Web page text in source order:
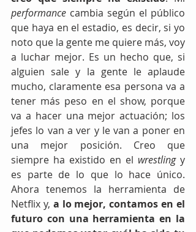
performance cambia según el público
que haya en el estadio, es decir, si yo
noto que la gente me quiere más, voy
a luchar mejor. Es un hecho que, si
alguien sale y la gente le aplaude
mucho, claramente esa persona va a
tener más peso en el show, porque
va a hacer una mejor actuación; los
jefes lo van a ver y le van a poner en
una mejor posición. Creo que
siempre ha existido en el wrestling y
es parte de lo que lo hace único.
Ahora tenemos la herramienta de
Netflix y, a lo mejor, contamos en el
futuro con una herramienta en la